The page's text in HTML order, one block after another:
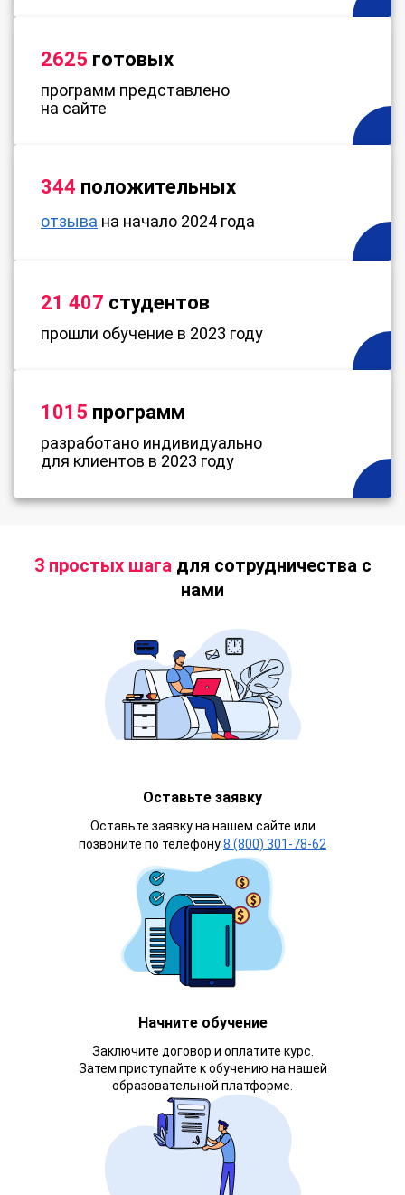
2625 готовых
программ представлено
на сайте
344 положительных
отзыва на начало 2024 года
21 407 студентов
прошли обучение в 2023 году
1015 программ
разработано индивидуально
для клиентов в 2023 году
3 простых шагадля сотрудничества с
нами
Оставьте заявку
Оставьте заявку на нашем сайте или
позвоните по телефону8 (800) 301-78-62
Начните обучение
Заключите договор и оплатите курс.
Затем приступайте к обучению на нашей
образовательной платформе.